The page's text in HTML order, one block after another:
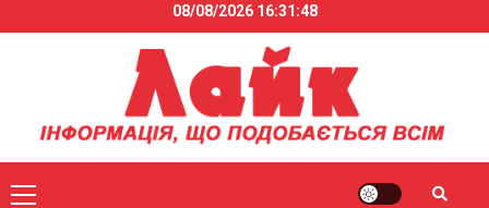
to
08/08/2026 16:31:48
Primary